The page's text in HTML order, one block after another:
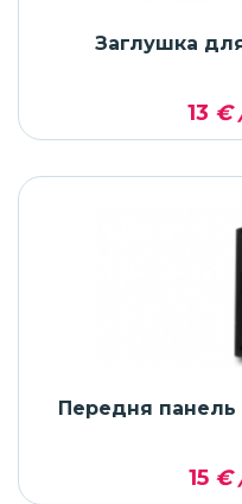
Заглушка
13 €
Передня панель
15€